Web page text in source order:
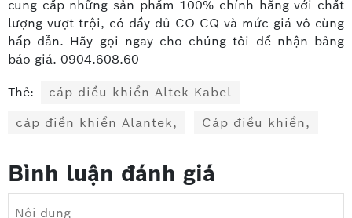
cung cấp những sản phẩm 100% chính hãng với chất
lượng vượt trội, có đầy đủ CO CQ và mức giá vô cùng
hấp dẫn. Hãy gọi ngay cho chúng tôi để nhận bảng
báo giá. 0904.608.60
Thẻ:
cáp điều khiển Altek Kabel
cáp điền khiển Alantek,
Cáp điều khiển,
Bình luận đánh giá